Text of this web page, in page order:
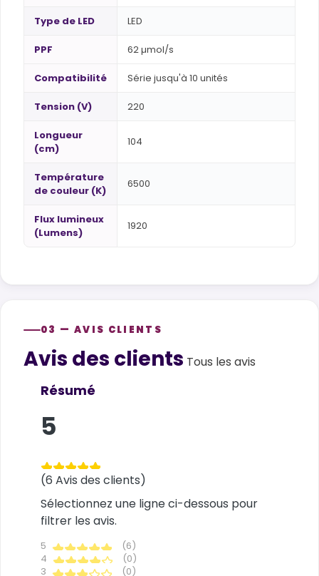
Type de LED LED
PPF 62 µmol/s
Compatibilité Série jusqu'à 10 unités
Tension (V) 220
Longueur
(cm)
104
Température
de couleur (K)
6500
Flux lumineux
(Lumens)
1920
03 — AVIS CLIENTS
Customer reviews
Avis des clients Tous les avis
Résumé
5
(6 Avis des clients)
Sélectionnez une ligne ci-dessous pour
filtrer les avis.
5
(6)
4
(0)
3
(0)